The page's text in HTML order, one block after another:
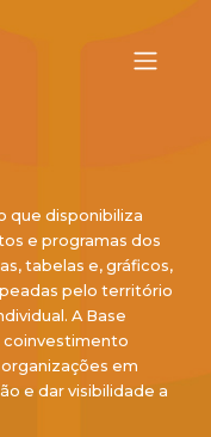
que disponibiliza
e programas dos
tabelas e, gráficos,
pelo território
A Base
coinvestimento
em
e dar visibilidade a